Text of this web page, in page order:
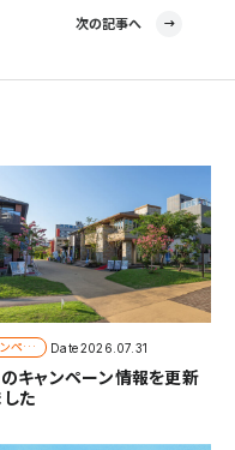
次の記事へ
ペー Date2026.07.31
キャンペーン情報を更新
した